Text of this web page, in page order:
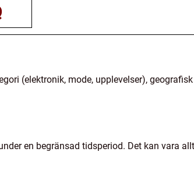
(elektronik, mode, upplevelser),
en begränsad tidsperiod. Det kan vara